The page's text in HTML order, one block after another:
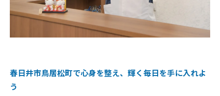
春日井市鳥居松町で心身を整え、輝く毎日を手に入れよ
う